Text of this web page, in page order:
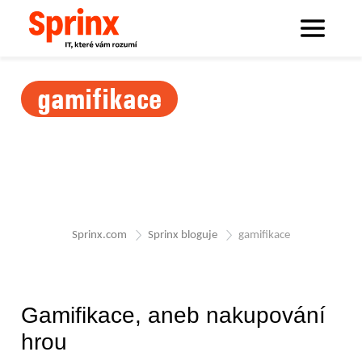
gamifikace
Sprinx.com Sprinx bloguje gamifikace
Gamifikace, aneb nakupování
hrou